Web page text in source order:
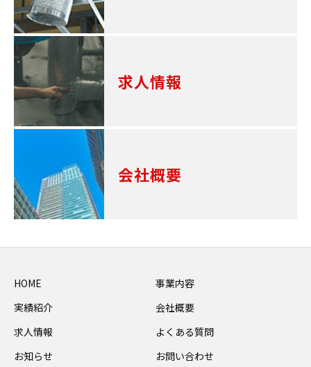
求人情報
会社概要
HOME
事業内容
実績紹介
会社概要
求人情報
よくある質問
お知らせ
お問い合わせ